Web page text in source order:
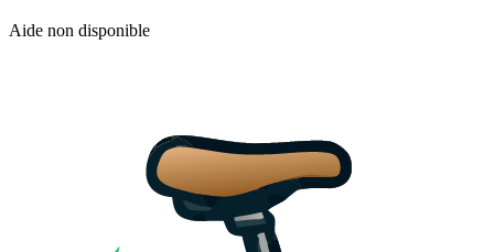
Aide non disponible